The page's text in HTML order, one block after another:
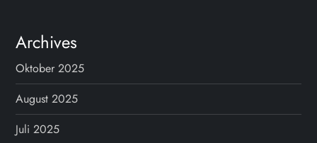
Archives
Oktober 2025
August 2025
Juli 2025